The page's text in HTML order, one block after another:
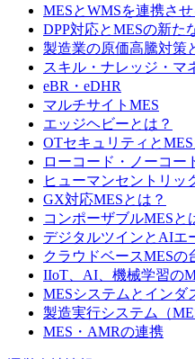
MESとWMSを連携さ
DPP対応とMESの新た
製造業の原価高騰対策
スキル・ナレッジ・マ
eBR・eDHR
マルチサイトMES
エッジヘビーとは？
OTセキュリティと
ローコード・ノーコー
ヒューマンセントリッ
GX対応MESとは？
コンポーザブルMESと
デジタルツインとAIエ
クラウドベースMESの
IIoT、AI、機械学習の
MESシステムとインダ
製造実行システム（
MES・AMRの連携